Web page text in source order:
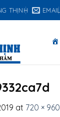
THỊNH EMAIL
at 720 × 960